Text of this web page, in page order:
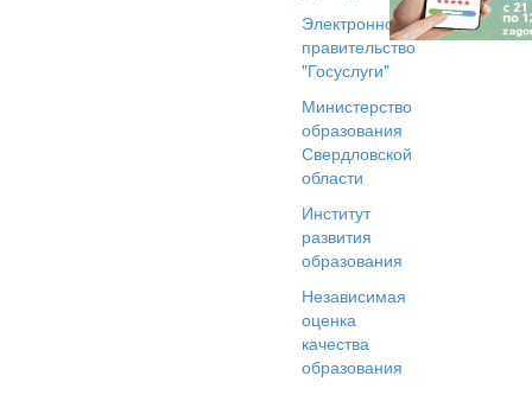
Электронное
правительство
"Госуслуги"
Министерство
образования
Свердловской
области
Институт
развития
образования
Независимая
оценка
качества
образования